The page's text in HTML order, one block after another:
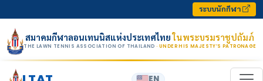
ระบบนักกีฬา
สมาคมกีฬาลอนเทนนิสแห่งประเทศไทยในพระบรมราชูปถัมภ์
THE LAWN TENNIS ASSOCIATION OF THAILAND · UNDER HIS MAJESTY’S PATRONAGE